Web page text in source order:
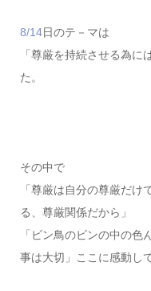
8/14日のテ－マは
「尊厳を持続させる為に
た。
その中で
「尊厳は自分の尊厳だ
る、尊厳関係だから」
「ビン鳥のビンの中の色
事は大切」ここに感動し